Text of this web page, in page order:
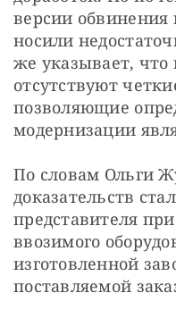
версии обвинения
носили
же указывает, что
отсутствуют
позволяющие
модернизации
По словам Ольги
доказательств
представителя
ввозимого
изготовленной
поставляемой